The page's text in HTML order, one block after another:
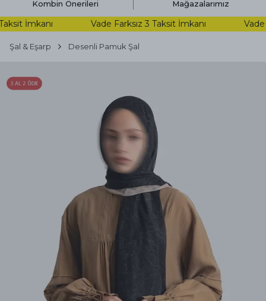
Kombin Önerileri Mağazalarımız
İmkanı Vade Farksız 3 Taksit İmkanı Vade
Şal & Eşarp Desenli Pamuk Şal